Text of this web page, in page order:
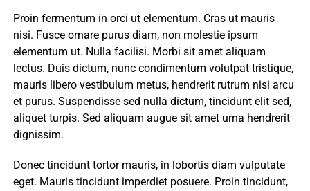
Proin fermentum in orci ut elementum. Cras ut mauris
nisi. Fusce ornare purus diam, non molestie ipsum
elementum ut. Nulla facilisi. Morbi sit amet aliquam
lectus. Duis dictum, nunc condimentum volutpat tristique,
mauris libero vestibulum metus, hendrerit rutrum nisi arcu
et purus. Suspendisse sed nulla dictum, tincidunt elit sed,
aliquet turpis. Sed aliquam augue sit amet urna hendrerit
dignissim.
Donec tincidunt tortor mauris, in lobortis diam vulputate
eget. Mauris tincidunt imperdiet posuere. Proin tincidunt,